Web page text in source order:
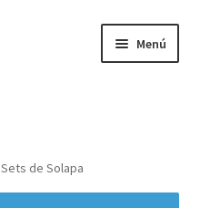
Menú
Sets de Solapa